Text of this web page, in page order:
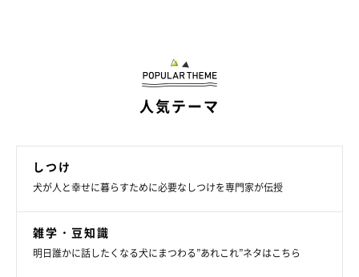
これぞ“サモエドスマイル”！？
人気テーマ
しつけ
犬が人と幸せに暮らすために必要なしつけを専門家が伝授
雑学・豆知識
明日誰かに話したくなる犬にまつわる”あれこれ”ネタはこちら